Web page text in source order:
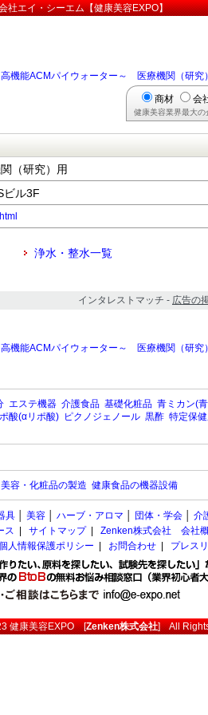
エイ・シーエム【健康美容EXPO】
機能ACMパイウォーター～ 医療機関（研究
商材 会
健康美容業界最大
（研究）用
ル3F
浄水・整水一覧
インタレストマッチ - 広告の
機能ACMパイウォーター～ 医療機関（研究
エステ機器 介護食品 基礎化粧品 青ミカン(
酸(αリポ酸) ピクノジェノール 黒酢 特定保
美容・化粧品の製造 健康食品の機器設備
具 美容 ハーブ・アロマ 団体・学会 介
ス サイトマップ| Zenken株式会社 会社
人情報保護ポリシー お問合わせ プレス
健康美容EXPO[Zenken株式会社] All